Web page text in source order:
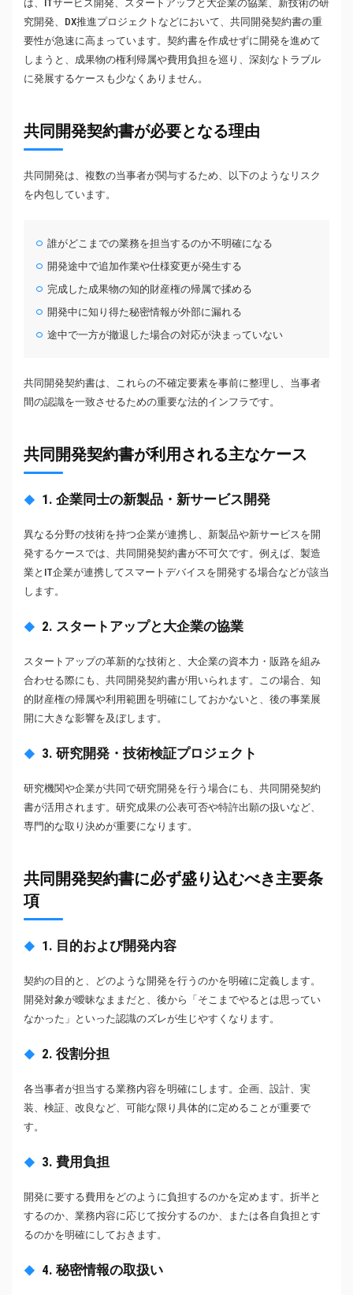
は、ITサービス開発、スタートアップと大企業の協業、新技術の研
究開発、DX推進プロジェクトなどにおいて、共同開発契約書の重
要性が急速に高まっています。契約書を作成せずに開発を進めて
しまうと、成果物の権利帰属や費用負担を巡り、深刻なトラブル
に発展するケースも少なくありません。
共同開発契約書が必要となる理由
共同開発は、複数の当事者が関与するため、以下のようなリスク
を内包しています。
誰がどこまでの業務を担当するのか不明確になる
開発途中で追加作業や仕様変更が発生する
完成した成果物の知的財産権の帰属で揉める
開発中に知り得た秘密情報が外部に漏れる
途中で一方が撤退した場合の対応が決まっていない
共同開発契約書は、これらの不確定要素を事前に整理し、当事者
間の認識を一致させるための重要な法的インフラです。
共同開発契約書が利用される主なケース
1. 企業同士の新製品・新サービス開発
異なる分野の技術を持つ企業が連携し、新製品や新サービスを開
発するケースでは、共同開発契約書が不可欠です。例えば、製造
業とIT企業が連携してスマートデバイスを開発する場合などが該当
します。
2. スタートアップと大企業の協業
スタートアップの革新的な技術と、大企業の資本力・販路を組み
合わせる際にも、共同開発契約書が用いられます。この場合、知
的財産権の帰属や利用範囲を明確にしておかないと、後の事業展
開に大きな影響を及ぼします。
3. 研究開発・技術検証プロジェクト
研究機関や企業が共同で研究開発を行う場合にも、共同開発契約
書が活用されます。研究成果の公表可否や特許出願の扱いなど、
専門的な取り決めが重要になります。
共同開発契約書に必ず盛り込むべき主要条
項
1. 目的および開発内容
契約の目的と、どのような開発を行うのかを明確に定義します。
開発対象が曖昧なままだと、後から「そこまでやるとは思ってい
なかった」といった認識のズレが生じやすくなります。
2. 役割分担
各当事者が担当する業務内容を明確にします。企画、設計、実
装、検証、改良など、可能な限り具体的に定めることが重要で
す。
3. 費用負担
開発に要する費用をどのように負担するのかを定めます。折半と
するのか、業務内容に応じて按分するのか、または各自負担とす
るのかを明確にしておきます。
4. 秘密情報の取扱い